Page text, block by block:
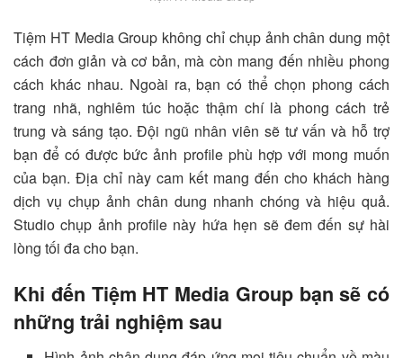
Tiệm HT Media Group không chỉ chụp ảnh chân dung một
cách đơn giản và cơ bản, mà còn mang đến nhiều phong
cách khác nhau. Ngoài ra, bạn có thể chọn phong cách
trang nhã, nghiêm túc hoặc thậm chí là phong cách trẻ
trung và sáng tạo. Đội ngũ nhân viên sẽ tư vấn và hỗ trợ
bạn để có được bức ảnh profile phù hợp với mong muốn
của bạn. Địa chỉ này cam kết mang đến cho khách hàng
dịch vụ chụp ảnh chân dung nhanh chóng và hiệu quả.
Studio chụp ảnh profile này hứa hẹn sẽ đem đến sự hài
lòng tối đa cho bạn.
Khi đến Tiệm HT Media Group bạn sẽ có
những trải nghiệm sau